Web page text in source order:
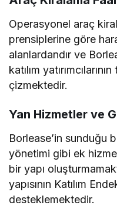
Operasyonel araç
prensiplerine göre
alanlardandır ve
katılım
çizmektedir.
Yan Hizmetler ve
Borlease’in sunduğu
yönetimi gibi ek
bir yapı
yapısının Katılım
desteklemektedir.